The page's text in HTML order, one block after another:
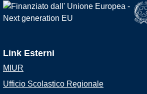
Link Esterni
MIUR
Ufficio Scolastico Regionale